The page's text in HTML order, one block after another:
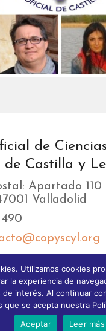
de
de Castilla y
Apartado 110
Valladolid
490
theme. All Rights
Utilizamos cookies
la experiencia de
interés. Al continuar
que se acepta nuestra
Aceptar
Leer más